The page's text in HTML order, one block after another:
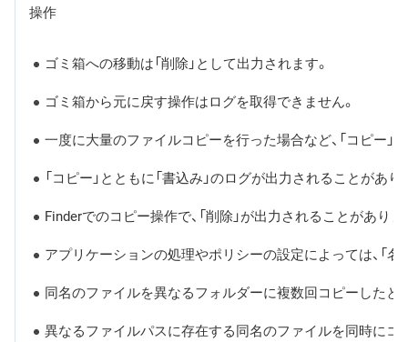
操作
ゴミ箱への移動は「削除」として出力されます。
ゴミ箱から元に戻す操作はログを取得できません。
一度に大量のファイルコピーを行った場合など、「コピー」
「コピー」とともに「書込み」のログが出力されることがあり
Finderでのコピー操作で、「削除」が出力されることがありま
アプリケーションの処理やポリシーの設定によっては、「名前
同名のファイルを異なるフォルダーに複数回コピーしたと
異なるファイルパスに存在する同名のファイルを同時にコ